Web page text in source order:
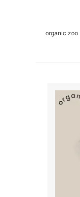
organic zoo